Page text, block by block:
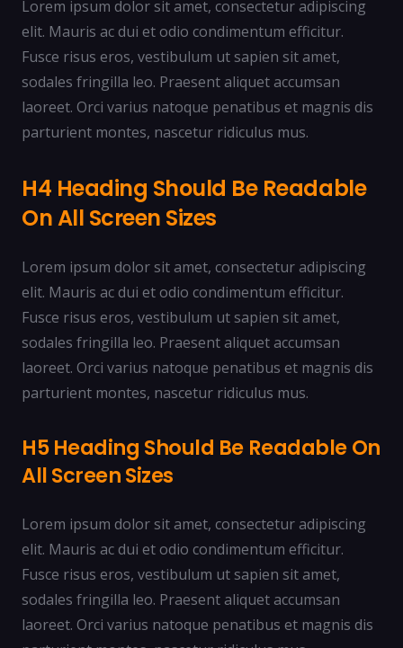
Lorem ipsum dolor sit amet, consectetur adipiscing
elit. Mauris ac dui et odio condimentum efficitur.
Fusce risus eros, vestibulum ut sapien sit amet,
sodales fringilla leo. Praesent aliquet accumsan
laoreet. Orci varius natoque penatibus et magnis dis
parturient montes, nascetur ridiculus mus.
H4 Heading Should Be Readable
On All Screen Sizes
Lorem ipsum dolor sit amet, consectetur adipiscing
elit. Mauris ac dui et odio condimentum efficitur.
Fusce risus eros, vestibulum ut sapien sit amet,
sodales fringilla leo. Praesent aliquet accumsan
laoreet. Orci varius natoque penatibus et magnis dis
parturient montes, nascetur ridiculus mus.
H5 Heading Should Be Readable On
All Screen Sizes
Lorem ipsum dolor sit amet, consectetur adipiscing
elit. Mauris ac dui et odio condimentum efficitur.
Fusce risus eros, vestibulum ut sapien sit amet,
sodales fringilla leo. Praesent aliquet accumsan
laoreet. Orci varius natoque penatibus et magnis dis